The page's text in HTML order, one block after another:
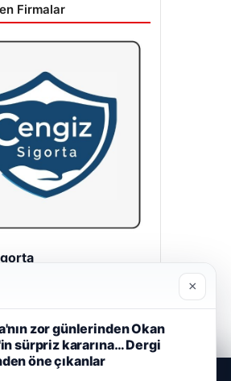
Firmalar
×
zor günlerinden Okan
sürpriz kararına… Dergi
öne çıkanlar